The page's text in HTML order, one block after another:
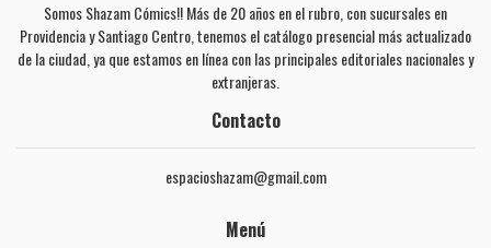
Somos Shazam Cómics!! Más de 20 años en el rubro, con sucursales en
Providencia y Santiago Centro, tenemos el catálogo presencial más actualizado
de la ciudad, ya que estamos en línea con las principales editoriales nacionales y
extranjeras.
Contacto
espacioshazam@gmail.com
Menú